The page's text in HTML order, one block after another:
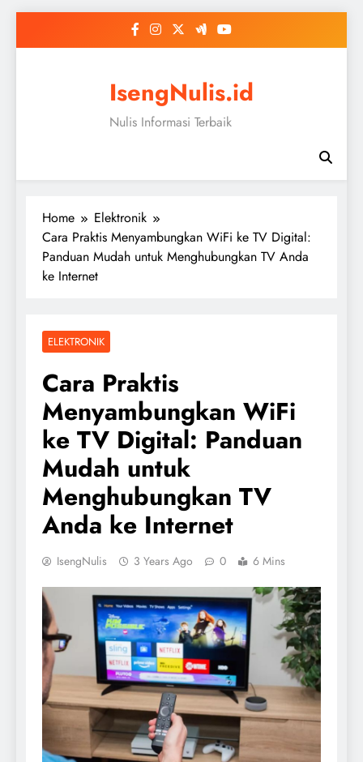
IsengNulis.id
Nulis Informasi Terbaik
Home
Elektronik
Cara Praktis Menyambungkan WiFi ke TV Digital:
Panduan Mudah untuk Menghubungkan TV Anda
ke Internet
ELEKTRONIK
Cara Praktis
Menyambungkan WiFi
ke TV Digital: Panduan
Mudah untuk
Menghubungkan TV
Anda ke Internet
IsengNulis 3 Years Ago 0 6 Mins